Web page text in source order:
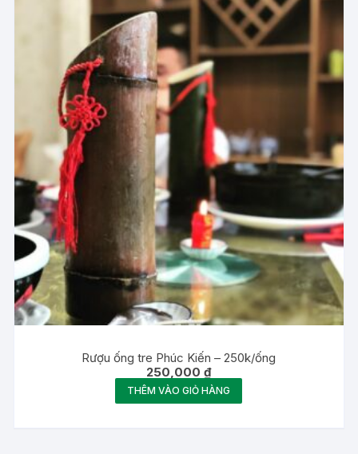
Rượu ống tre Phúc Kiến – 250k/ống
250,000₫
THÊM VÀO GIỎ HÀNG